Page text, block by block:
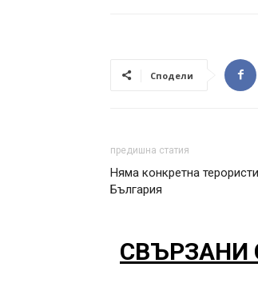
Сподели
предишна статия
Няма конкретна
България
СВЪРЗАНИ